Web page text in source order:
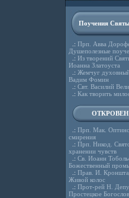
Поучения
.: Прп. Авва
Душеполезные
.: Из творений
Иоанна Златоуста
.: Жемчуг
Вадим Фомин
.: Свт. Василий
.: Как творить
.: Прп. Мак.
смирения
.: Прп. Никод.
хранении чувств
.: Св. Иоанн
Божественный
.: Прав. И.
Живой колос
.: Прот-рей Н.
Простецкое